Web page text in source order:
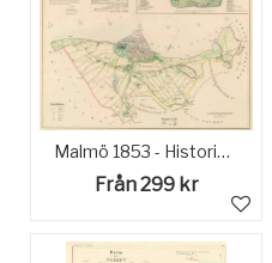
Malmö 1853 - Historisk Poster
Från 299 kr